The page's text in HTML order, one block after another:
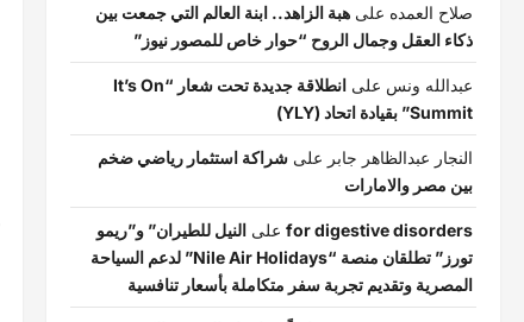
صلاح العمده علىهبة الزاهد.. ابنة العالم التي جمعت بين
ذكاء العقل وجمال الروح “حوار خاص للمصور نيوز”
عبدالله ونس على
انطلاقة جديدة تحت شعار “It’s On
Summit” بقيادة اتحاد (YLY)
النجار عبدالظاهر جابر علىشراكة استثمار رياضي ضخم
بين مصر والامارات
for digestive disorders علىالنيل للطيران” و”ريمو
تورز” تطلقان منصة “Nile Air Holidays” لدعم السياحة
المصرية وتقديم تجربة سفر متكاملة بأسعار تنافسية